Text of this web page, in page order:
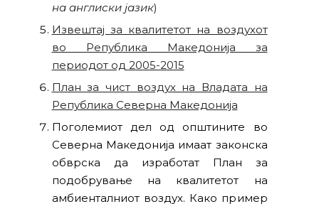
на англиски јазик)
Извештај за квалитетот на воздухот
во Република Македонија за
периодот од 2005-2015
План за чист воздух на Владата на
Република Северна Македонија
Поголемиот дел од општините во
Северна Македонија имаат законска
обврска да изработат План за
подобрување на квалитетот на
амбиенталниот воздух. Како пример